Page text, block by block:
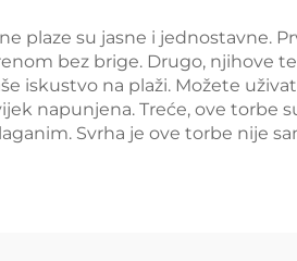
plaze su jasne i jednostavne.
bez brige. Drugo, njihove
iskustvo na plaži. Možete
napunjena. Treće, ove torbe
Svrha je ove torbe nije